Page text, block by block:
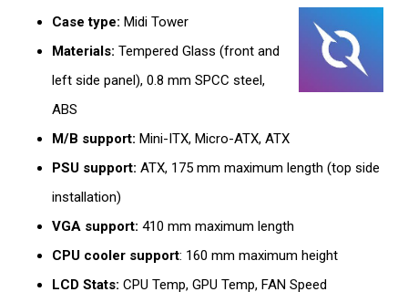
était :
DT
TTC 429,000.
DT
TTC 409,000.
Case type: Midi Tower
Materials: Tempered Glass (front and
left side panel), 0.8 mm SPCC steel,
ABS
M/B support: Mini-ITX, Micro-ATX, ATX
PSU support: ATX, 175 mm maximum length (top side
installation)
VGA support: 410 mm maximum length
CPU cooler support: 160 mm maximum height
LCD Stats: CPU Temp, GPU Temp, FAN Speed